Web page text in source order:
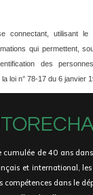
connectant, utilisant le
qui permettent,
des
loi n° 78-17 du 6 janvier
cumulée de 40 ans
et international, les
compétences dans le